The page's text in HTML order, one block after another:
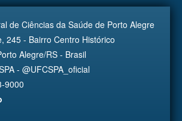
de Ciências da Saúde de Porto Alegre
245 - Bairro Centro Histórico
Alegre/RS - Brasil
- @UFCSPA_oficial
9000